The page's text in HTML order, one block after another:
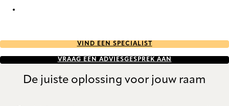
VIND EEN SPECIALIST
VRAAG EEN ADVIESGESPREK AAN
De juiste oplossing voor jouw raam